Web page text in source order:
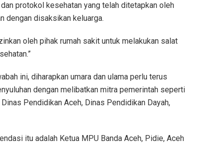
protokol kesehatan yang telah ditetapkan oleh
dengan disaksikan keluarga.
oleh pihak rumah sakit untuk melakukan salat
ini, diharapkan umara dan ulama perlu terus
dengan melibatkan mitra pemerintah seperti
Pendidikan Aceh, Dinas Pendidikan Dayah,
itu adalah Ketua MPU Banda Aceh, Pidie, Aceh